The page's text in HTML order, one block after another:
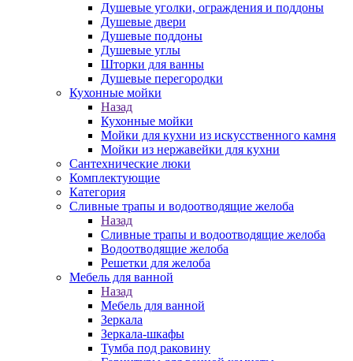
Душевые уголки, ограждения и поддоны
Душевые двери
Душевые поддоны
Душевые углы
Шторки для ванны
Душевые перегородки
Кухонные мойки
Назад
Кухонные мойки
Мойки для кухни из искусственного камня
Мойки из нержавейки для кухни
Сантехнические люки
Комплектующие
Категория
Cливные трапы и водоотводящие желоба
Назад
Cливные трапы и водоотводящие желоба
Водоотводящие желоба
Решетки для желоба
Мебель для ванной
Назад
Мебель для ванной
Зеркала
Зеркала-шкафы
Тумба под раковину